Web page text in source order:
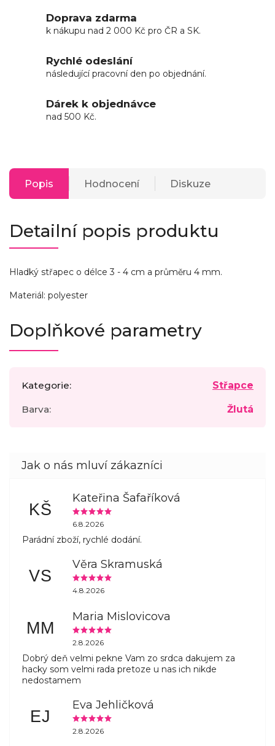
Doprava zdarma
k nákupu nad 2 000 Kč pro ČR a SK.
Rychlé odeslání
následující pracovní den po objednání.
Dárek k objednávce
nad 500 Kč.
Popis Hodnocení Diskuze
Detailní popis produktu
Hladký střapec o délce 3 - 4 cm a průměru 4 mm.
Materiál: polyester
Doplňkové parametry
Kategorie: Střapce
Barva: Žlutá
KŠ
Kateřina Šafaříková
6.8.2026
Parádní zboží, rychlé dodání.
VS
Věra Skramuská
4.8.2026
MM
Maria Mislovicova
2.8.2026
Dobrý deň velmi pekne Vam zo srdca dakujem za
hacky som velmi rada pretoze u nas ich nikde
nedostamem
EJ
Eva Jehličková
2.8.2026